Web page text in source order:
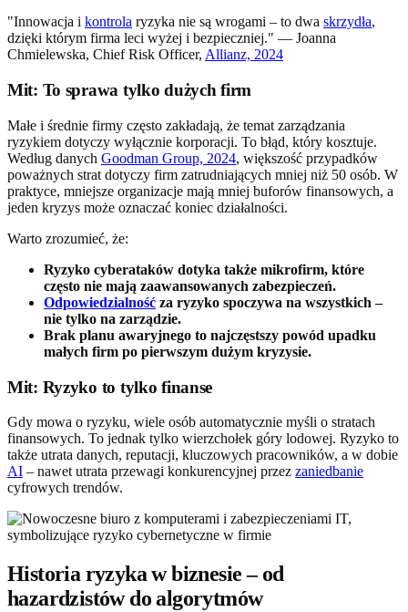
"Innowacja i kontrola ryzyka nie są wrogami – to dwa skrzydła,
dzięki którym firma leci wyżej i bezpieczniej." — Joanna
Chmielewska, Chief Risk Officer, Allianz, 2024
Mit: To sprawa tylko dużych firm
Małe i średnie firmy często zakładają, że temat zarządzania
ryzykiem dotyczy wyłącznie korporacji. To błąd, który kosztuje.
Według danych Goodman Group, 2024, większość przypadków
poważnych strat dotyczy firm zatrudniających mniej niż 50 osób. W
praktyce, mniejsze organizacje mają mniej buforów finansowych, a
jeden kryzys może oznaczać koniec działalności.
Warto zrozumieć, że:
Ryzyko cyberataków dotyka także mikrofirm, które
często nie mają zaawansowanych zabezpieczeń.
Odpowiedzialność za ryzyko spoczywa na wszystkich –
nie tylko na zarządzie.
Brak planu awaryjnego to najczęstszy powód upadku
małych firm po pierwszym dużym kryzysie.
Mit: Ryzyko to tylko finanse
Gdy mowa o ryzyku, wiele osób automatycznie myśli o stratach
finansowych. To jednak tylko wierzchołek góry lodowej. Ryzyko to
także utrata danych, reputacji, kluczowych pracowników, a w dobie
AI – nawet utrata przewagi konkurencyjnej przez zaniedbanie
cyfrowych trendów.
Historia ryzyka w biznesie – od
hazardzistów do algorytmów